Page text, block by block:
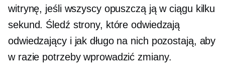
witrynę, jeśli wszyscy opuszczą ją w ciągu kilku
sekund. Śledź strony, które odwiedzają
odwiedzający i jak długo na nich pozostają, aby
w razie potrzeby wprowadzić zmiany.